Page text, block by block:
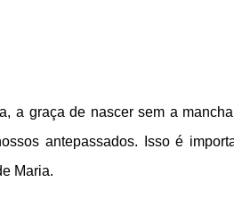
a graça de nascer sem a
antepassados. Isso é
Maria.